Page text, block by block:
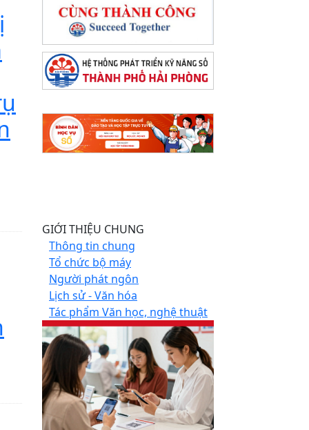
GIỚI THIỆU CHUNG
Thông tin chung
Tổ chức bộ máy
Người phát ngôn
Lịch sử - Văn hóa
Tác phẩm Văn học, nghệ thuật